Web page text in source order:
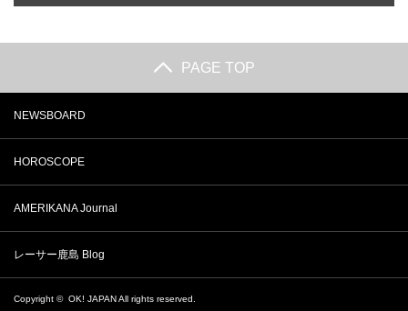
PAGE TOP
NEWSBOARD
HOROSCOPE
AMERIKANA Journal
レーサー鹿島 Blog
Copyright © OK! JAPANAll rights reserved.